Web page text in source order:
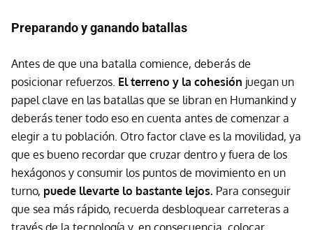
Preparando y ganando batallas
Antes de que una batalla comience, deberás de
posicionar refuerzos. El terreno y la cohesión juegan un
papel clave en las batallas que se libran en Humankind y
deberás tener todo eso en cuenta antes de comenzar a
elegir a tu población. Otro factor clave es la movilidad, ya
que es bueno recordar que cruzar dentro y fuera de los
hexágonos y consumir los puntos de movimiento en un
turno, puede llevarte lo bastante lejos. Para conseguir
que sea más rápido, recuerda desbloquear carreteras a